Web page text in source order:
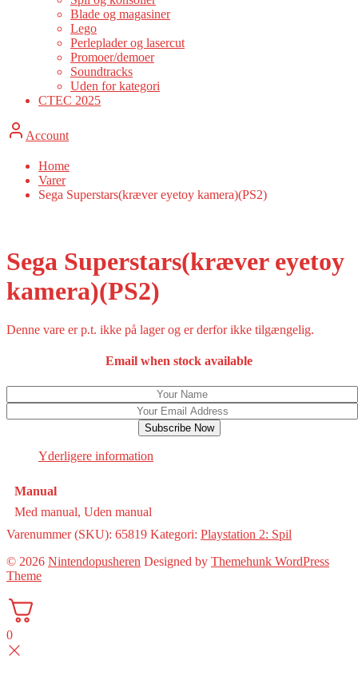
Blade og magasiner
Lego
Perleplader og lasercut
Promoer/demoer
Soundtracks
Uden for kategori
CTEC 2025
Account
Home
Varer
Sega Superstars(kræver eyetoy kamera)(PS2)
Sega Superstars(kræver eyetoy
kamera)(PS2)
Denne vare er p.t. ikke på lager og er derfor ikke tilgængelig.
Email when stock available
Subscribe Now
Yderligere information
Manual
Med manual, Uden manual
Varenummer (SKU): 65819 Kategori: Playstation 2: Spil
© 2026 Nintendopusheren Designed by Themehunk WordPress
Theme
0